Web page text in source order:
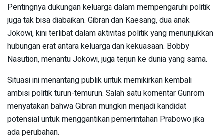
Pentingnya dukungan keluarga dalam mempengaruhi politik
juga tak bisa diabaikan. Gibran dan Kaesang, dua anak
Jokowi, kini terlibat dalam aktivitas politik yang menunjukkan
hubungan erat antara keluarga dan kekuasaan. Bobby
Nasution, menantu Jokowi, juga terjun ke dunia yang sama.
Situasi ini menantang publik untuk memikirkan kembali
ambisi politik turun-temurun. Salah satu komentar Gunrom
menyatakan bahwa Gibran mungkin menjadi kandidat
potensial untuk menggantikan pemerintahan Prabowo jika
ada perubahan.